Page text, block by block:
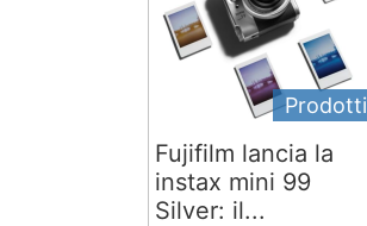
Prodotti
Fujifilm lancia la
instax mini 99
Silver: il...